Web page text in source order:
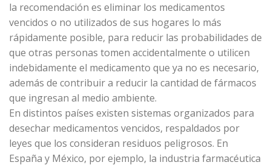
la recomendación es eliminar los medicamentos
vencidos o no utilizados de sus hogares lo más
rápidamente posible, para reducir las probabilidades de
que otras personas tomen accidentalmente o utilicen
indebidamente el medicamento que ya no es necesario,
además de contribuir a reducir la cantidad de fármacos
que ingresan al medio ambiente.
En distintos países existen sistemas organizados para
desechar medicamentos vencidos, respaldados por
leyes que los consideran residuos peligrosos. En
España y México, por ejemplo, la industria farmacéutica